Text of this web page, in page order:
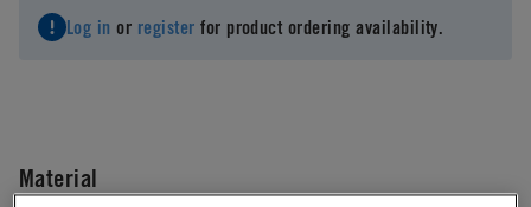
Log in or register for product ordering availability.
Material